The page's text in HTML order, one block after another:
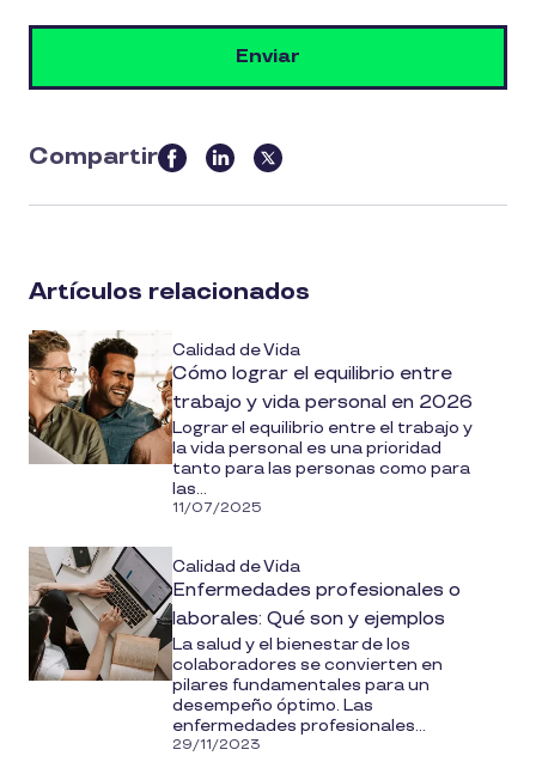
Compartir
this
article
social
media
Artículos relacionados
Calidad de Vida
Cómo lograr el equilibrio entre
trabajo y vida personal en 2026
Lograr el equilibrio entre el trabajo y
la vida personal es una prioridad
tanto para las personas como para
las...
11/07/2025
Calidad de Vida
Enfermedades profesionales o
laborales: Qué son y ejemplos
La salud y el bienestar de los
colaboradores se convierten en
pilares fundamentales para un
desempeño óptimo. Las
enfermedades profesionales...
29/11/2023